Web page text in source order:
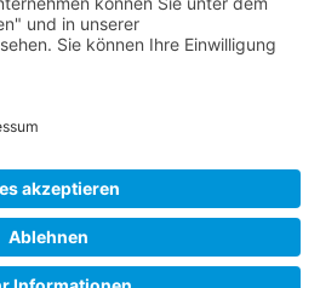
|Impressum